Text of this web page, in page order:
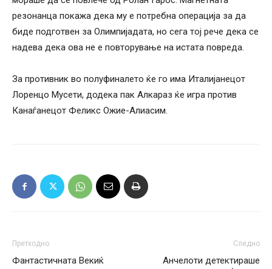
резонанца покажа дека му е потребна операција за да
биде подготвен за Олимпијадата, но сега тој рече дека се
надева дека ова не е повторување на истата повреда.
За противник во полуфиналето ќе го има Италијанецот
Лоренцо Мусети, додека пак Алкараз ќе игра против
Канаѓанецот Феликс Ожие-Алиасим.
Претходно
Фантастичната Векиќ
Следно
Анчелоти детектираше